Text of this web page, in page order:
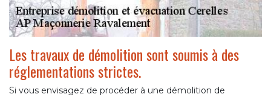
Les travaux de démolition sont soumis à des
réglementations strictes.
Si vous envisagez de procéder à une démolition de